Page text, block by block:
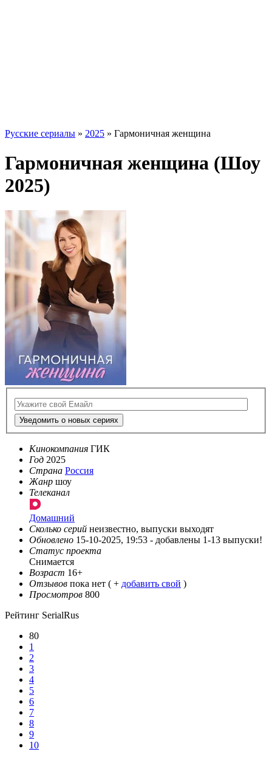
Русские сериалы » 2025 » Гармоничная женщина
Гармоничная женщина (Шоу
2025)
Уведомить о новых сериях
Кинокомпания ГИК
Год 2025
Страна Россия
Жанр шоу
Телеканал
Домашний
Сколько серий неизвестно, выпуски выходят
Обновлено 15-10-2025, 19:53 - добавлены 1-13 выпуски!
Статус проекта
Снимается
Возраст 16+
Отзывов пока нет ( + добавить свой )
Просмотров 800
Рейтинг SerialRus
80
1
2
3
4
5
6
7
8
9
10